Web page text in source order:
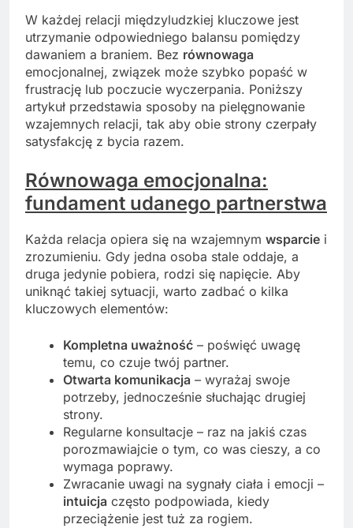
W każdej relacji międzyludzkiej kluczowe jest
utrzymanie odpowiedniego balansu pomiędzy
dawaniem a braniem. Bez równowaga
emocjonalnej, związek może szybko popaść w
frustrację lub poczucie wyczerpania. Poniższy
artykuł przedstawia sposoby na pielęgnowanie
wzajemnych relacji, tak aby obie strony czerpały
satysfakcję z bycia razem.
Równowaga emocjonalna:
fundament udanego partnerstwa
Każda relacja opiera się na wzajemnym wsparcie i
zrozumieniu. Gdy jedna osoba stale oddaje, a
druga jedynie pobiera, rodzi się napięcie. Aby
uniknąć takiej sytuacji, warto zadbać o kilka
kluczowych elementów:
Kompletna uważność – poświęć uwagę
temu, co czuje twój partner.
Otwarta komunikacja – wyrażaj swoje
potrzeby, jednocześnie słuchając drugiej
strony.
Regularne konsultacje – raz na jakiś czas
porozmawiajcie o tym, co was cieszy, a co
wymaga poprawy.
Zwracanie uwagi na sygnały ciała i emocji –
intuicja często podpowiada, kiedy
przeciążenie jest tuż za rogiem.